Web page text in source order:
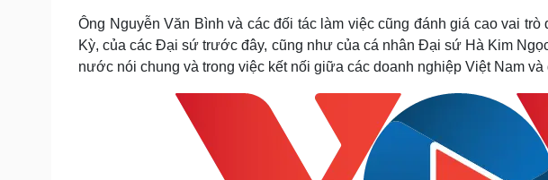
Ông Nguyễn Văn Bình và các đối tác làm việc cũng đánh giá cao vai
Kỳ, của các Đại sứ trước đây, cũng như của cá nhân Đại sứ Hà Kim
nước nói chung và trong việc kết nối giữa các doanh nghiệp Việt Nam